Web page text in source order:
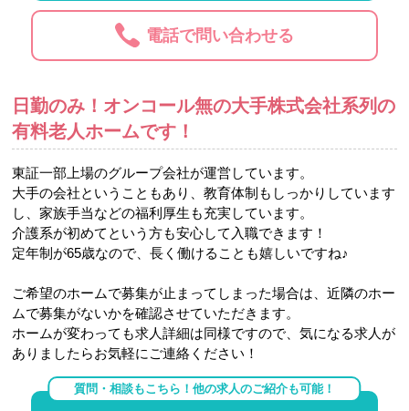
電話で問い合わせる
日勤のみ！オンコール無の大手株式会社系列の
有料老人ホームです！
東証一部上場のグループ会社が運営しています。
大手の会社ということもあり、教育体制もしっかりしています
し、家族手当などの福利厚生も充実しています。
介護系が初めてという方も安心して入職できます！
定年制が65歳なので、長く働けることも嬉しいですね♪
ご希望のホームで募集が止まってしまった場合は、近隣のホー
ムで募集がないかを確認させていただきます。
ホームが変わっても求人詳細は同様ですので、気になる求人が
ありましたらお気軽にご連絡ください！
質問・相談もこちら！他の求人のご紹介も可能！